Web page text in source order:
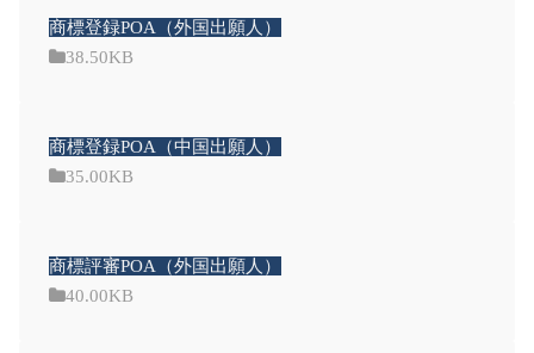
商標登録POA（外国出願人）
38.50KB
商標登録POA（中国出願人）
35.00KB
商標評審POA（外国出願人）
40.00KB